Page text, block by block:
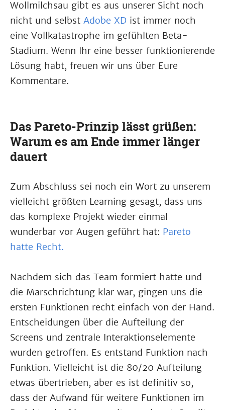
Wollmilchsau gibt es aus unserer Sicht noch
nicht und selbst Adobe XD ist immer noch
eine Vollkatastrophe im gefühlten Beta-
Stadium. Wenn Ihr eine besser funktionierende
Lösung habt, freuen wir uns über Eure
Kommentare.
Das Pareto-Prinzip lässt grüßen:
Warum es am Ende immer länger
dauert
Zum Abschluss sei noch ein Wort zu unserem
vielleicht größten Learning gesagt, dass uns
das komplexe Projekt wieder einmal
wunderbar vor Augen geführt hat: Pareto
hatte Recht.
Nachdem sich das Team formiert hatte und
die Marschrichtung klar war, gingen uns die
ersten Funktionen recht einfach von der Hand.
Entscheidungen über die Aufteilung der
Screens und zentrale Interaktionselemente
wurden getroffen. Es entstand Funktion nach
Funktion. Vielleicht ist die 80/20 Aufteilung
etwas übertrieben, aber es ist definitiv so,
dass der Aufwand für weitere Funktionen im